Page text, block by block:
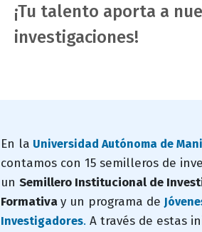
¡Tu talento aporta a
investigaciones!
campo
texto
bloque
texto
En la Universidad Autónoma de
contamos con 15 semilleros de
un Semillero Institucional de
Formativay un programa de
Investigadores. A través de estas